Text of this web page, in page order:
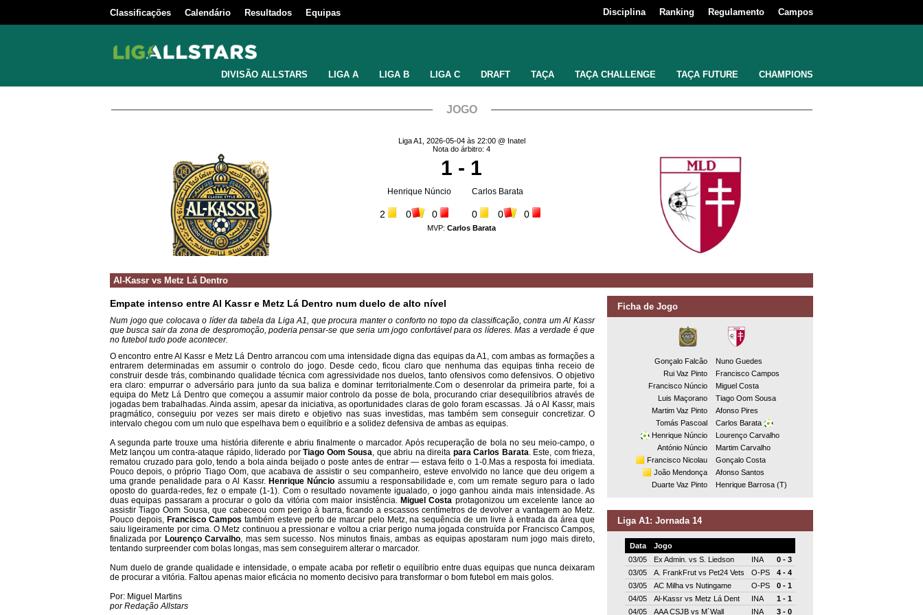
Classificações Calendário Resultados Equipas Disciplina Ranking Regulamento Campos
DIVISÃO ALLSTARS LIGA A LIGA B LIGA C DRAFT TAÇA TAÇA CHALLENGE TAÇA FUTURE CHAMPIONS
JOGO
Liga A1, 2026-05-04 às 22:00 @ Inatel
Nota do árbitro: 4
1 - 1
Henrique Núncio Carlos Barata
2 0 0 0 0 0
MVP: Carlos Barata
Al-Kassr vs Metz Lá Dentro
Empate intenso entre Al Kassr e Metz Lá Dentro num duelo de alto nível
Num jogo que colocava o líder da tabela da Liga A1, que procura manter o conforto no topo da classificação, contra um Al Kassr
que busca sair da zona de despromoção, poderia pensar-se que seria um jogo confortável para os líderes. Mas a verdade é que
no futebol tudo pode acontecer.
O encontro entre Al Kassr e Metz Lá Dentro arrancou com uma intensidade digna das equipas da A1, com ambas as formações a
entrarem determinadas em assumir o controlo do jogo. Desde cedo, ficou claro que nenhuma das equipas tinha receio de
construir desde trás, combinando qualidade técnica com agressividade nos duelos, tanto ofensivos como defensivos. O objetivo
era claro: empurrar o adversário para junto da sua baliza e dominar territorialmente.Com o desenrolar da primeira parte, foi a
equipa do Metz Lá Dentro que começou a assumir maior controlo da posse de bola, procurando criar desequilíbrios através de
jogadas bem trabalhadas. Ainda assim, apesar da iniciativa, as oportunidades claras de golo foram escassas. Já o Al Kassr, mais
pragmático, conseguiu por vezes ser mais direto e objetivo nas suas investidas, mas também sem conseguir concretizar. O
intervalo chegou com um nulo que espelhava bem o equilíbrio e a solidez defensiva de ambas as equipas.
A segunda parte trouxe uma história diferente e abriu finalmente o marcador. Após recuperação de bola no seu meio-campo, o
Metz lançou um contra-ataque rápido, liderado porTiago Oom Sousa, que abriu na direita para Carlos Barata. Este, com frieza,
rematou cruzado para golo, tendo a bola ainda beijado o poste antes de entrar — estava feito o 1-0.Mas a resposta foi imediata.
Pouco depois, o próprio Tiago Oom, que acabava de assistir o seu companheiro, esteve envolvido no lance que deu origem a
uma grande penalidade para o Al Kassr. Henrique Núncio assumiu a responsabilidade e, com um remate seguro para o lado
oposto do guarda-redes, fez o empate (1-1). Com o resultado novamente igualado, o jogo ganhou ainda mais intensidade. As
duas equipas passaram a procurar o golo da vitória com maior insistência. Miguel Costa protagonizou um excelente lance ao
assistir Tiago Oom Sousa, que cabeceou com perigo à barra, ficando a escassos centímetros de devolver a vantagem ao Metz.
Pouco depois, Francisco Campos também esteve perto de marcar pelo Metz, na sequência de um livre à entrada da área que
saiu ligeiramente por cima. O Metz continuou a pressionar e voltou a criar perigo numa jogada construída por Francisco Campos,
finalizada por Lourenço Carvalho, mas sem sucesso. Nos minutos finais, ambas as equipas apostaram num jogo mais direto,
tentando surpreender com bolas longas, mas sem conseguirem alterar o marcador.
Num duelo de grande qualidade e intensidade, o empate acaba por refletir o equilíbrio entre duas equipas que nunca deixaram
de procurar a vitória. Faltou apenas maior eficácia no momento decisivo para transformar o bom futebol em mais golos.
Por: Miguel Martins
por Redação Allstars
Ficha de Jogo
Gonçalo Falcão
Nuno Guedes
Rui Vaz Pinto
Francisco Campos
Francisco Núncio
Miguel Costa
Luis Maçorano
Tiago Oom Sousa
Martim Vaz Pinto
Afonso Pires
Tomás Pascoal
Carlos Barata
Henrique Núncio
Lourenço Carvalho
António Núncio
Martim Carvalho
Francisco Nicolau
Gonçalo Costa
João Mendonça
Afonso Santos
Duarte Vaz Pinto
Henrique Barrosa (T)
Liga A1: Jornada 14
Data
Jogo
03/05
Ex Admin. vs S. Liedson INA
0 - 3
03/05
A. FrankFrut vs Pet24 Vets O-PS
4 - 4
03/05
AC Milha vs Nutingame O-PS
0 - 1
04/05
Al-Kassr vs Metz Lá Dent INA
1 - 1
04/05
AAA CSJB vs M´Wall INA 3 - 0